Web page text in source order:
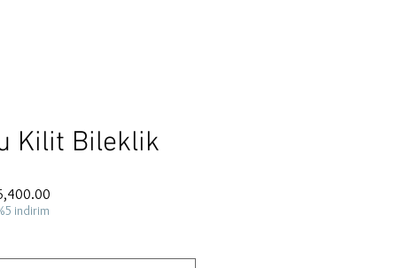
Kilit Bileklik
indirim